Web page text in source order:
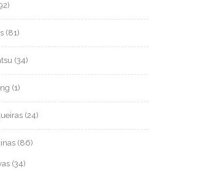
(81)
(34)
(1)
(24)
(86)
(34)